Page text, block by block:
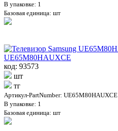
В упаковке: 1
Базовая единица: шт
UE65M80HAUXCE
код: 93573
шт
тг
Артикул-PartNumber: UE65M80HAUXCE
В упаковке: 1
Базовая единица: шт